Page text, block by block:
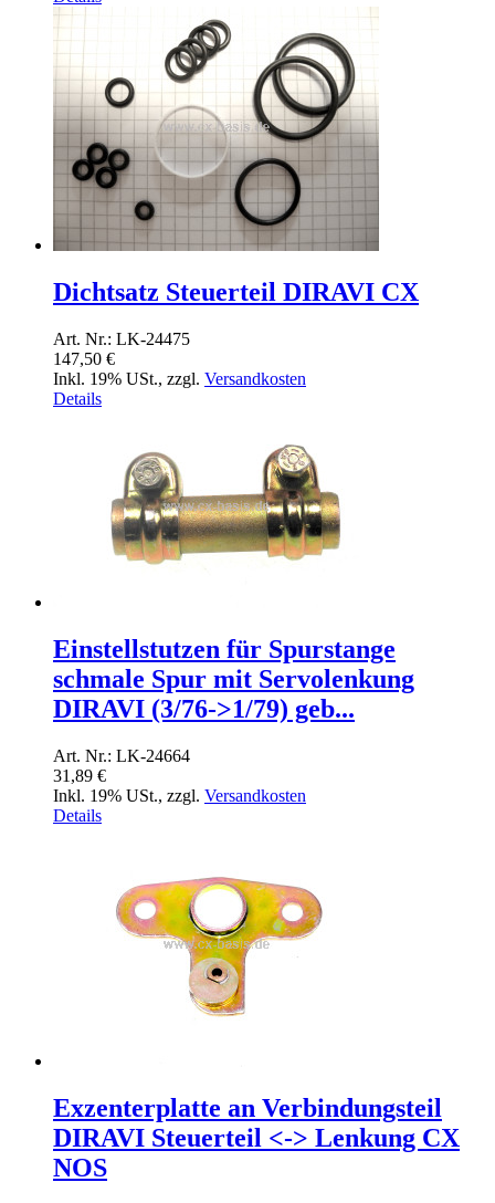
Dichtsatz Steuerteil DIRAVI CX
Art. Nr.: LK-24475
147,50 €
Inkl. 19% USt., zzgl. Versandkosten
Details
Einstellstutzen für Spurstange
schmale Spur mit Servolenkung
DIRAVI (3/76->1/79) geb...
Art. Nr.: LK-24664
31,89 €
Inkl. 19% USt., zzgl. Versandkosten
Details
Exzenterplatte an Verbindungsteil
DIRAVI Steuerteil <-> Lenkung CX
NOS